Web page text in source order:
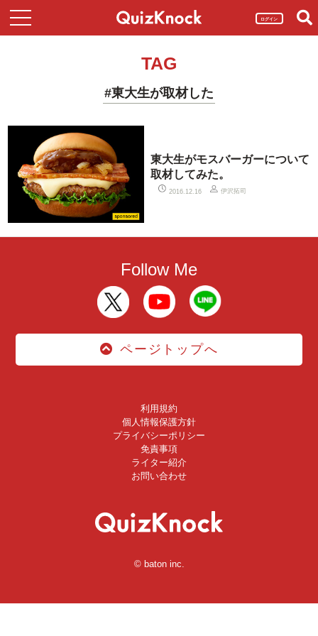
ログイン
TAG
#東大生が取材した
東大生がモスバーガーについて
取材してみた。
2016.12.16 伊沢拓司
Follow Me
ページトップへ
利用規約
個人情報保護方針
プライバシーポリシー
免責事項
ライター紹介
お問い合わせ
© baton inc.